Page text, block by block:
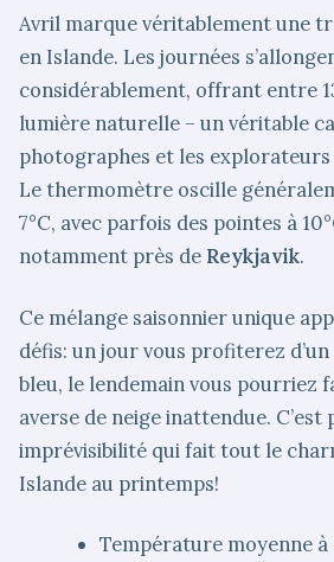
Avril marque véritablement une
en Islande. Les journées
considérablement, offrant entre
lumière naturelle – un véritable
photographes et les explorateurs
Le thermomètre oscille
7°C, avec parfois des pointes à
notamment près de Reykjavik.
Ce mélange saisonnier unique
défis: un jour vous profiterez
bleu, le lendemain vous pourriez
averse de neige inattendue.
imprévisibilité qui fait tout le
Islande au printemps!
Température moyenne à